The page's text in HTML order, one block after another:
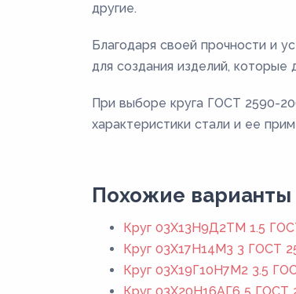
другие.
Благодаря своей прочности и
для создания изделий, которые
При выборе круга ГОСТ 2590-
характеристики стали и ее
Похожие варианты
Круг 03Х13Н9Д2ТМ 1.5
Круг 03Х17Н14М3 3 ГОСТ
Круг 03Х19Г10Н7М2 3.5